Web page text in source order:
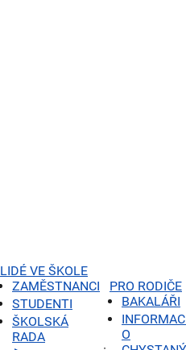
LIDÉ VE ŠKOLE
ZAMĚSTNANCI
STUDENTI
ŠKOLSKÁ
RADA
PRO RODIČE
BAKALÁŘI
O